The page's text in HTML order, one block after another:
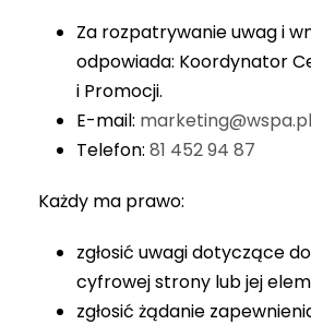
Za rozpatrywanie uwag i
odpowiada: Koordynator
i Promocji.
E-mail: marketing@wspa.pl
Telefon: 81 452 94 87
Każdy ma prawo:
zgłosić uwagi dotyczące
cyfrowej strony lub jej
zgłosić żądanie